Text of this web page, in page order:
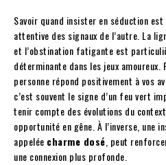
Savoir quand insister en séduction
attentive des signaux de l’autre. La
et l’obstination fatigante est
déterminante dans les jeux amoureux.
personne répond positivement à vos
c’est souvent le signe d’un feu vert
tenir compte des évolutions du
opportunité en gêne. À l’inverse, une
appelée charme dosé, peut
une connexion plus profonde.